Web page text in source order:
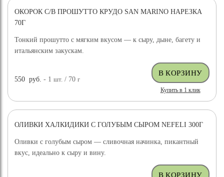
ОКОРОК С/В ПРОШУТТО КРУДО SAN MARINO НАРЕЗКА
70Г
Тонкий прошутто с мягким вкусом — к сыру, дыне, багету и
итальянским закускам.
550 руб. - 1шт. / 70г
Купить в 1 клик
ОЛИВКИ ХАЛКИДИКИ С ГОЛУБЫМ СЫРОМ NEFELI 300Г
Оливки с голубым сыром — сливочная начинка, пикантный
вкус, идеально к сыру и вину.